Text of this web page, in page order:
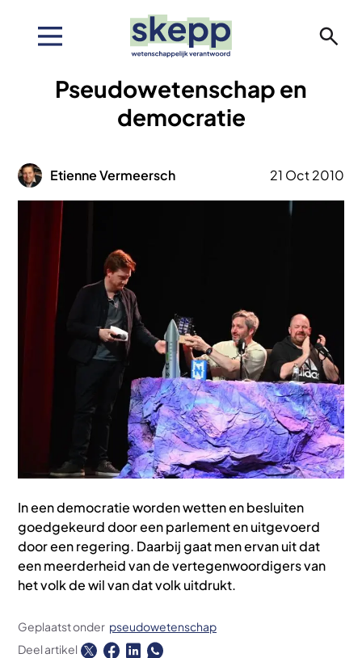
Pseudowetenschap en
democratie
Afbeelding
Etienne Vermeersch 21 Oct 2010
Afbeelding
In een democratie worden wetten en besluiten
goedgekeurd door een parlement en uitgevoerd
door een regering. Daarbij gaat men ervan uit dat
een meerderheid van de vertegenwoordigers van
het volk de wil van dat volk uitdrukt.
Geplaatst onder pseudowetenschap
Deel artikel